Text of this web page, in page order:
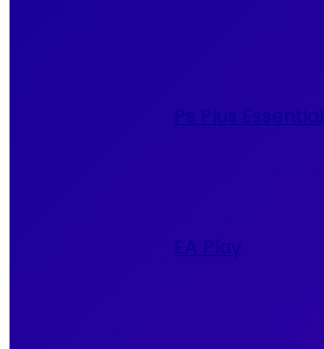
Ps Plus Essential
EA Play